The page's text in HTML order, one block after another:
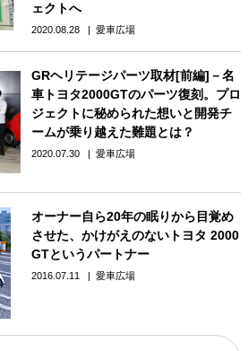
ェクトへ
2020.08.28 愛車広場
GRヘリテージパーツ取材[前編]－名
車トヨタ2000GTのパーツ復刻。プロ
ジェクトに秘められた想いと開発チ
ームが乗り越えた難題とは？
2020.07.30 愛車広場
オーナー自ら20年の眠りから目覚め
させた、かけがえのないトヨタ 2000
GTというパートナー
2016.07.11 愛車広場